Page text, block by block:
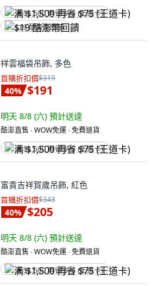
满 $1,500 再省 $75 (王道卡)
$19 酷澎幣回饋
祥雲福袋吊飾, 多色
首購折扣價$319
40% $191
明天 8/8 (六) 預計送達
酷澎直售 ∙ WOW免運 ∙ 免費退貨
满 $1,500 再省 $75 (王道卡)
富貴吉祥賀歲吊飾, 紅色
首購折扣價$343
40% $205
明天 8/8 (六) 預計送達
酷澎直售 ∙ WOW免運 ∙ 免費退貨
满 $1,500 再省 $75 (王道卡)